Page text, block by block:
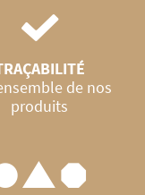
de nos
produits